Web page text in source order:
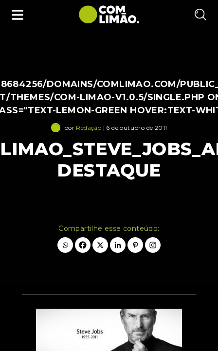
DOMAINS/COMLIMAO.COM/
THEMES/COM-LIMAO-V1.0.5/SINGLE.PHP
LEMON-GREEN HOVER:TEXT-
por Redação | 6 de outubro de 2011
DESTAQUE
Compartilhe esse conteúdo: